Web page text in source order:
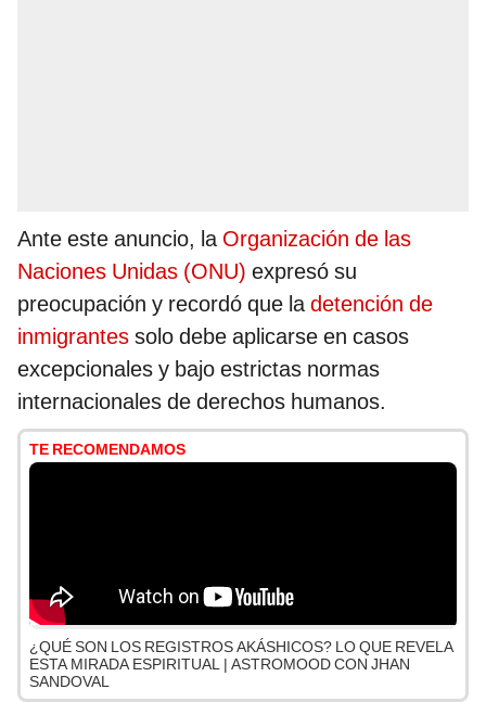
Ante este anuncio, la Organización de las
Naciones Unidas (ONU) expresó su
preocupación y recordó que ladetención de
inmigrantes solo debe aplicarse en casos
excepcionales y bajo estrictas normas
internacionales de derechos humanos.
TE RECOMENDAMOS
¿QUÉ SON LOS REGISTROS AKÁSHICOS? LO QUE REVELA
ESTA MIRADA ESPIRITUAL | ASTROMOOD CON JHAN
SANDOVAL